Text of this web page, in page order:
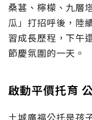
桑葚、檸檬、九層
瓜」打招呼後，陸
習成長歷程，下午
節慶氛圍的一天。
啟動平價托育
土城廣福公托是孩